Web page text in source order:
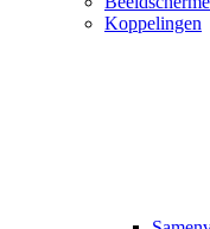
Koppelingen